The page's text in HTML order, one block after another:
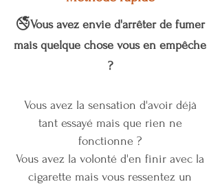
🚭Vous avez envie d'arrêter de fumer
mais quelque chose vous en empêche
?​​​​
Vous avez la sensation d'avoir déjà
tant essayé mais que rien ne
fonctionne ?
Vous avez la volonté d'en finir avec la
cigarette mais vous ressentez un